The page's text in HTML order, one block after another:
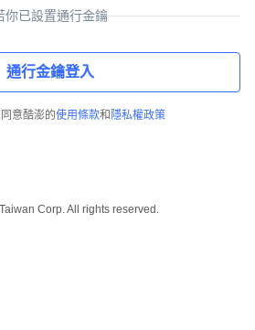
你已設置通行金鑰
通行金鑰登入
意酷澎的使用條款和 隱私權政策
Corp. All rights reserved.